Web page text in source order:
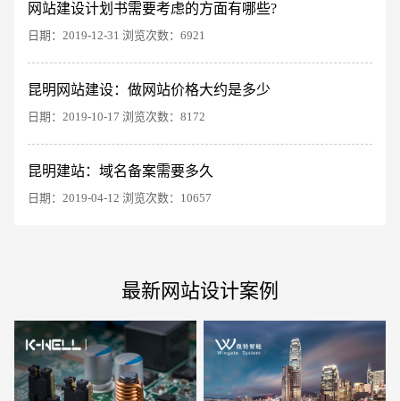
网站建设计划书需要考虑的方面有哪些?
日期：2019-12-31 浏览次数：6921
昆明网站建设：做网站价格大约是多少
日期：2019-10-17 浏览次数：8172
昆明建站：域名备案需要多久
日期：2019-04-12 浏览次数：10657
最新网站设计案例
创意品牌型网站 · 标准企业官网建设 · 外贸网